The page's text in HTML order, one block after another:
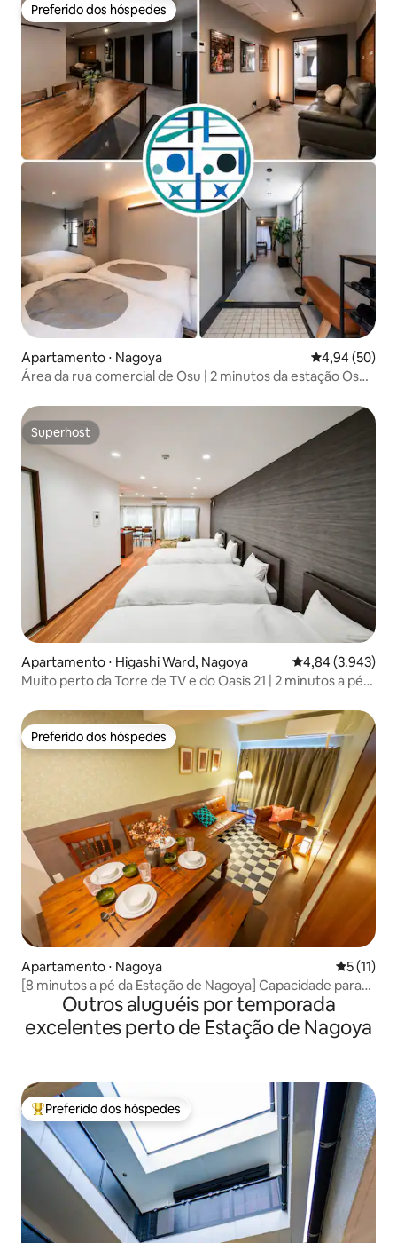
Preferido dos hóspedes
Preferido dos hóspedes
Apartamento ⋅ Nagoya 4,94 de uma
4,94 (50)
Área da rua comercial de Osu | 2 minutos da estação Osu
banheiros 2 toaletes | até 8 pessoas
Superhost
Superhost
Apartamento ⋅ Higashi Ward, Nagoya 4,84 de uma
4,84 (3.943)
Muito perto da Torre de TV e do Oasis 21 | 2 minutos a pé
Estação Nagoya | Va...
Preferido dos hóspedes
Preferido dos hóspedes
Apartamento ⋅ Nagoya 5 de uma
5 (11)
[8 minutos a pé da Estação de Nagoya] Capacidade para
até 9 pessoas! Excelente acesso | Com veículo elétrico |
Quarto estilo ocidental com decoração antiga |
Outros aluguéis por temporada
excelentes perto de Estação de Nagoya
Entre os melhores preferidos dos hóspedes
Preferido dos hóspedes